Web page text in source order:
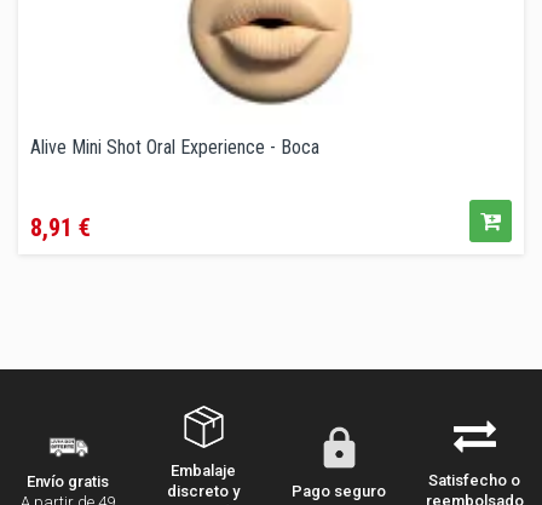
Alive Mini Shot Oral Experience - Boca
8,91 €
Envío gratis
Embalaje
discreto y
Pago seguro
Satisfecho o
reembolsado